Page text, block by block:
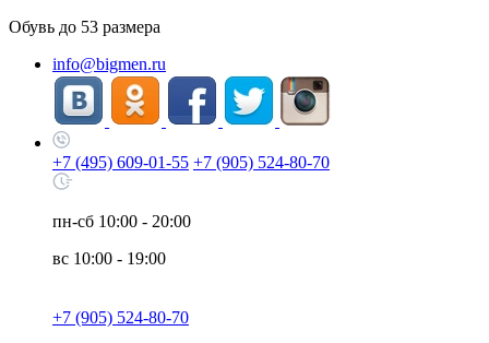
Обувь до 53 размера
info@bigmen.ru
+7 (495) 609-01-55 +7 (905) 524-80-70
пн-сб 10:00 - 20:00
вс 10:00 - 19:00
+7 (905) 524-80-70